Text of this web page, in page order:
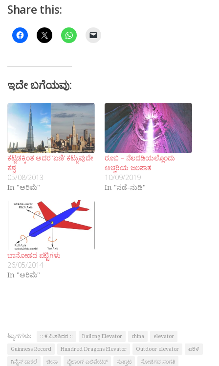
Share this:
ಇದೇ ಬಗೆಯವು:
ಕಟ್ಟಡಕ್ಕಿಂತ ಅದರ ’ಏಣಿ’ ಕಟ್ಟುವುದೇ
ಕಶ್ಟ!
05/08/2013
In "ಅರಿಮೆ"
ರೂಬಿ – ನೆಲದಡಿಯಲ್ಲೊಂದು
ಅಚ್ಚರಿಯ ಜಲಪಾತ
10/09/2019
In "ನಡೆ-ನುಡಿ"
ಬಾನೋಡದ ಪಟ್ಟಿಗಳು
26/05/2014
In "ಅರಿಮೆ"
ಟ್ಯಾಗ್‌ಗಳು: :: ಕೆ.ವಿ.ಶಶಿದರ :: Bailong Elevator china
elevator
Guinness Record
Hundred Dragons Elevator Outdoor elevator
ಏರಿಳಿ
ಗಿನ್ನೆಸ್ ದಾಕಲೆ
ಚೀನಾ ಬೈಲಾಂಗ್ ಎಲಿವೇಟರ್ ಸುತ್ತಾಟ ಸೋಜಿಗದ ಸಂಗತಿ